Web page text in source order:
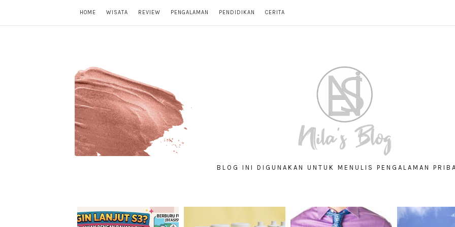
HOME WISATA REVIEW PENGALAMAN PENDIDIKAN CERITA
BLOG INI DIGUNAKAN UNTUK MENULIS PENGALAMAN